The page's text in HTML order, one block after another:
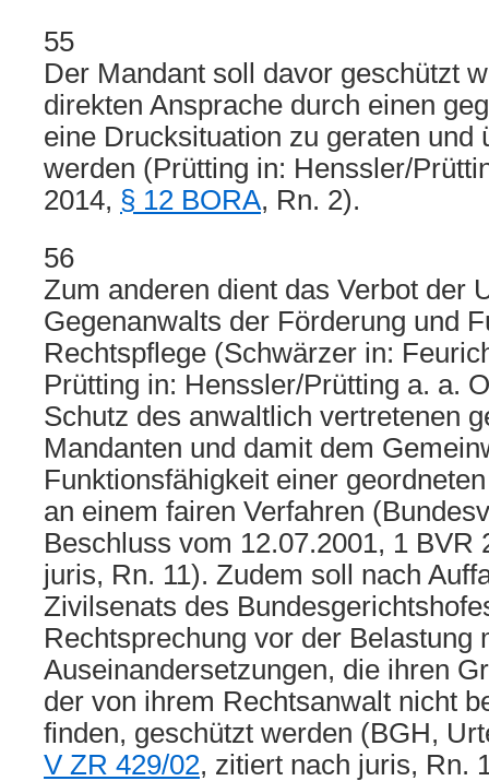
55
Der Mandant soll davor geschützt
direkten Ansprache durch einen
eine Drucksituation zu geraten und
werden (Prütting in: Henssler/
2014, § 12 BORA, Rn. 2).
56
Zum anderen dient das Verbot der
Gegenanwalts der Förderung und
Rechtspflege (Schwärzer in:
Prütting in: Henssler/Prütting a. a.
Schutz des anwaltlich vertretenen
Mandanten und damit dem
Funktionsfähigkeit einer
an einem fairen Verfahren
Beschluss vom 12.07.2001, 1 BVR
juris, Rn. 11). Zudem soll nach
Zivilsenats des
Rechtsprechung vor der Belastung
Auseinandersetzungen, die ihren
der von ihrem Rechtsanwalt nicht
finden, geschützt werden (BGH,
V ZR 429/02, zitiert nach juris, Rn.